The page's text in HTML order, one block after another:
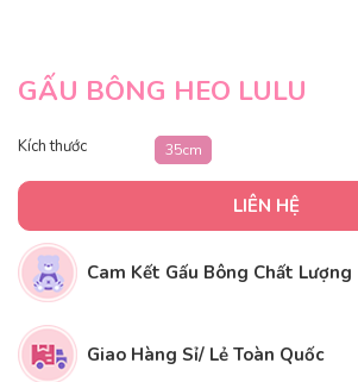
GẤU BÔNG HEO LULU
Kích thước 35cm
LIÊN HỆ
Cam Kết Gấu Bông Chất Lượng
Giao Hàng Sỉ/ Lẻ Toàn Quốc